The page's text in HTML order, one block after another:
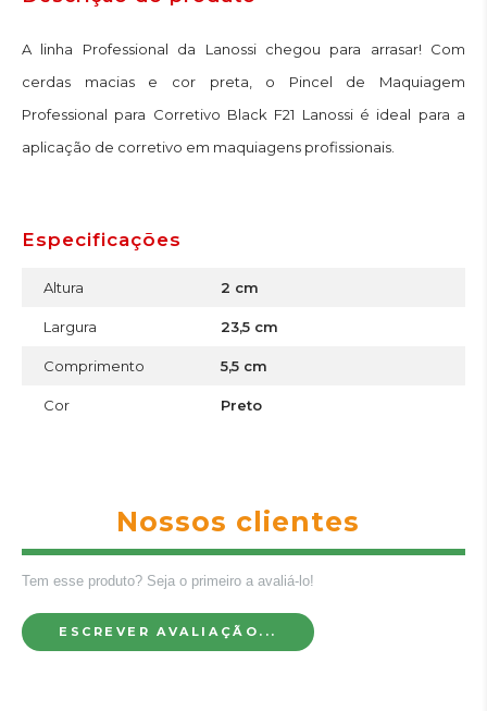
A linha Professional da Lanossi chegou para arrasar! Com
cerdas macias e cor preta, o Pincel de Maquiagem
Professional para Corretivo Black F21 Lanossi é ideal para a
aplicação de corretivo em maquiagens profissionais.
Especificações
Altura 2 cm
Largura 23,5 cm
Comprimento 5,5 cm
Cor Preto
Nossos clientes
Tem esse produto? Seja o primeiro a avaliá-lo!
ESCREVER AVALIAÇÃO...